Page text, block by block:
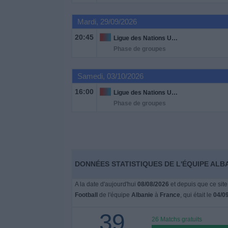
Mardi, 29/09/2026
20:45
Ligue des Nations UEFA
Phase de groupes
Samedi, 03/10/2026
16:00
Ligue des Nations UEFA
Phase de groupes
DONNÉES STATISTIQUES DE L'ÉQUIPE
A la date d'aujourd'hui 08/08/2026 et depuis que ce
Football
de l'équipe Albanie à France, qui était le 04/
39
26 Matchs gratuits